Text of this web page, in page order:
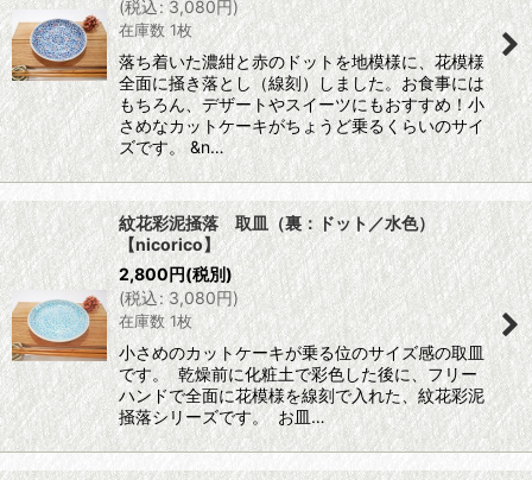
(税込: 3,080円)
在庫数 1枚
落ち着いた濃紺と赤のドットを地模様に、花模様
全面に掻き落とし（線刻）しました。お食事には
もちろん、デザートやスイーツにもおすすめ！小
さめなカットケーキがちょうど乗るくらいのサイ
ズです。 &n…
紋花彩泥掻落 取皿（裏：ドット／水色）
【nicorico】
2,800円(税別)
(税込: 3,080円)
在庫数 1枚
小さめのカットケーキが乗る位のサイズ感の取皿
です。 乾燥前に化粧土で彩色した後に、フリー
ハンドで全面に花模様を線刻で入れた、紋花彩泥
掻落シリーズです。 お皿…